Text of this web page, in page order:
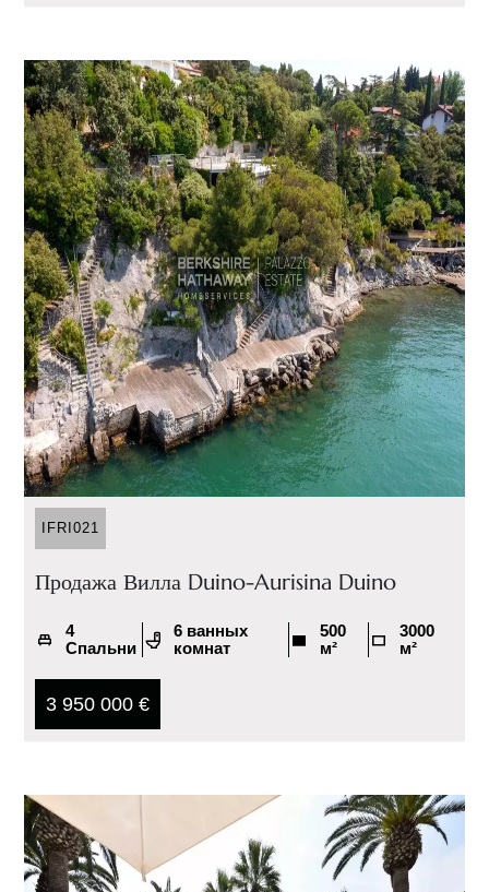
IFRI021
Продажа Вилла Duino-Aurisina Duino
4
Спальни
6 ванных
комнат
500
м²
3000
м²
3 950 000 €